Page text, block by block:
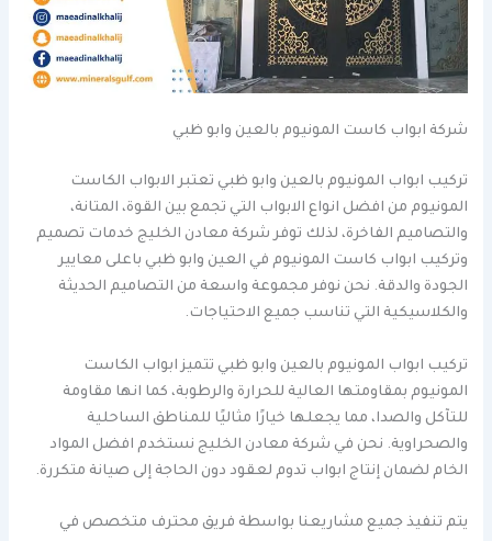
شركة ابواب كاست المونيوم بالعين وابو ظبي
تركيب ابواب المونيوم بالعين وابو ظبي تعتبر الابواب الكاست
المونيوم من افضل انواع الابواب التي تجمع بين القوة، المتانة،
والتصاميم الفاخرة، لذلك توفر شركة معادن الخليج خدمات تصميم
وتركيب ابواب كاست المونيوم في العين وابو ظبي باعلى معايير
الجودة والدقة. نحن نوفر مجموعة واسعة من التصاميم الحديثة
والكلاسيكية التي تناسب جميع الاحتياجات.
تركيب ابواب المونيوم بالعين وابو ظبي تتميز ابواب الكاست
المونيوم بمقاومتها العالية للحرارة والرطوبة، كما انها مقاومة
للتآكل والصدا، مما يجعلها خيارًا مثاليًا للمناطق الساحلية
والصحراوية. نحن في شركة معادن الخليج نستخدم افضل المواد
الخام لضمان إنتاج ابواب تدوم لعقود دون الحاجة إلى صيانة متكررة.
يتم تنفيذ جميع مشاريعنا بواسطة فريق محترف متخصص في